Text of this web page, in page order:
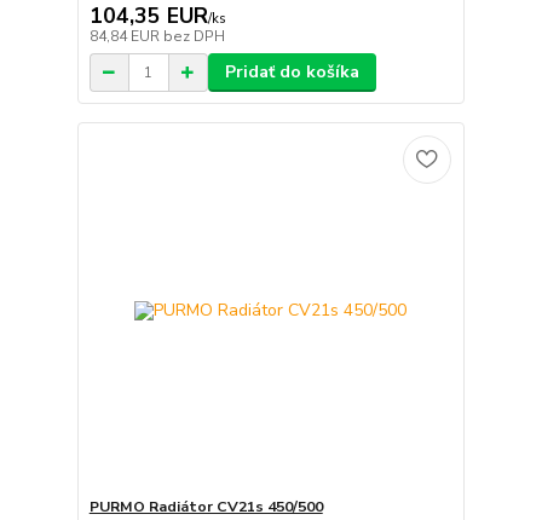
104,35 EUR/ks
84,84 EUR bez DPH
Pridať do košíka
PURMO Radiátor CV21s 450/500